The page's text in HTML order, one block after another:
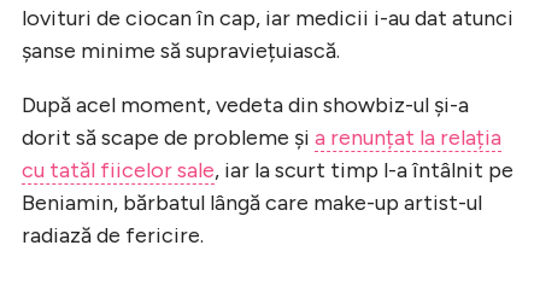
lovituri de ciocan în cap, iar medicii i-au dat atunci
șanse minime să supraviețuiască.
După acel moment, vedeta din showbiz-ul și-a
dorit să scape de probleme și a renunțat la relația
cu tatăl fiicelor sale, iar la scurt timp l-a întâlnit pe
Beniamin, bărbatul lângă care make-up artist-ul
radiază de fericire.